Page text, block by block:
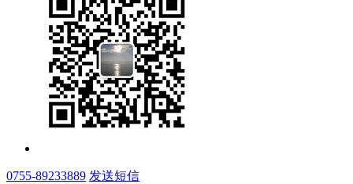
0755-89233889 发送短信